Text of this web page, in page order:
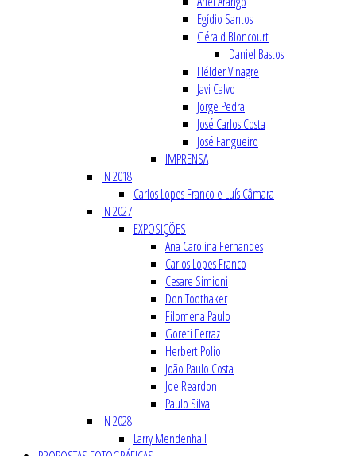
Egídio Santos
Gérald Bloncourt
Daniel Bastos
Hélder Vinagre
Javi Calvo
Jorge Pedra
José Carlos Costa
José Fangueiro
IMPRENSA
iN 2018
Carlos Lopes Franco e Luís Câmara
iN 2027
EXPOSIÇÕES
Ana Carolina Fernandes
Carlos Lopes Franco
Cesare Simioni
Don Toothaker
Filomena Paulo
Goreti Ferraz
Herbert Polio
João Paulo Costa
Joe Reardon
Paulo Silva
iN 2028
Larry Mendenhall